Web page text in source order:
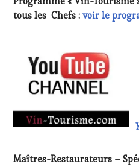
tous les Chefs :voir le
Maîtres-Restaurateurs –